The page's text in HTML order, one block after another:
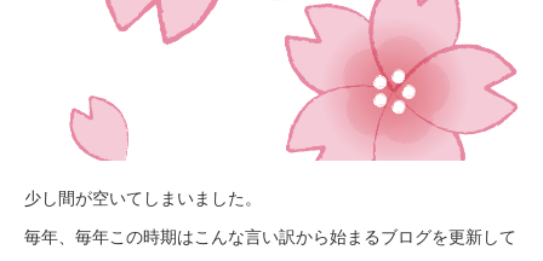
少し間が空いてしまいました。
毎年、毎年この時期はこんな言い訳から始まるブログを更新して